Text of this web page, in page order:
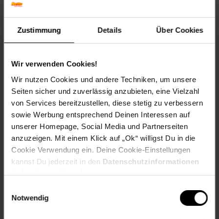
Zustimmung Details Über Cookies
Wir verwenden Cookies!
Wir nutzen Cookies und andere Techniken, um unsere
Seiten sicher und zuverlässig anzubieten, eine Vielzahl
von Services bereitzustellen, diese stetig zu verbessern
sowie Werbung entsprechend Deinen Interessen auf
unserer Homepage, Social Media und Partnerseiten
anzuzeigen. Mit einem Klick auf „Ok“ willigst Du in die
Cookie Verwendung ein. Deine Cookie-Einstellungen
kannst Du jederzeit in den Datenschutzinformationen
ändern bzw. widerrufen.
Notwendig
Rund 1400 gemeinnützige Vereine nehmen deutschlandweit
als Spendenpartner teil und freuen sich über deine
Unterstützung.
Kasse auf den nächsten 10 ct Betrag aufrundest oder dein
Pfand am Pfandautomaten spendest.
Welchen Verein du in deiner Region unterstützen kannst
findest du hier heraus:
Zurück zu Vereinsspende